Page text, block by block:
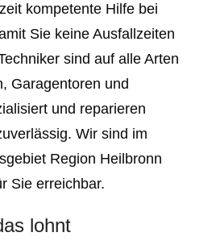
kompetente Hilfe bei
Sie keine Ausfallzeiten
sind auf alle Arten
Garagentoren und
und reparieren
Wir sind im
Region Heilbronn
Sie erreichbar.
lohnt